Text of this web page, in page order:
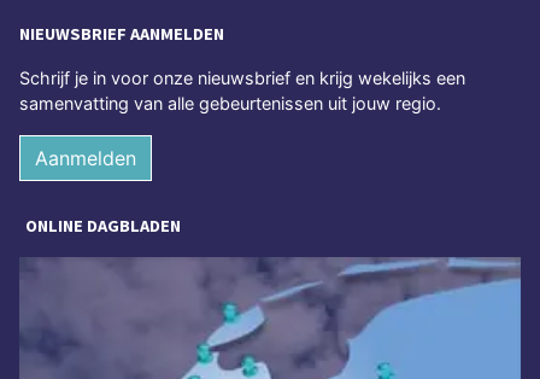
NIEUWSBRIEF AANMELDEN
Schrijf je in voor onze nieuwsbrief en krijg wekelijks een
samenvatting van alle gebeurtenissen uit jouw regio.
Aanmelden
ONLINE DAGBLADEN